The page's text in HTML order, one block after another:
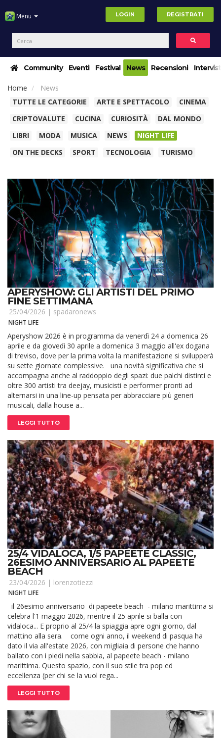
Menu LOGIN REGISTRATI
Community Eventi Festival News Recensioni
Home
News
TUTTE LE CATEGORIE
ARTE E SPETTACOLO
CINEMA
CRIPTOVALUTE
CUCINA CURIOSITÀ
DAL MONDO
LIBRI
MODA MUSICA NEWS
NIGHT LIFE
ON THE DECKS
SPORT TECNOLOGIA TURISMO
APERYSHOW: GLI ARTISTI DEL PRIMO
FINE SETTIMANA
25/04/2026 | spadaronews
NIGHT LIFE
Aperyshow 2026 è in programma da venerdì 24 a domenica 26
aprile e da giovedì 30 aprile a domenica 3 maggio all'ex dogana
di treviso, dove per la prima volta la manifestazione si svilupperà
su sette giornate complessive. una novità significativa che si
accompagna anche al raddoppio degli spazi: due palchi distinti e
oltre 300 artisti tra deejay, musicisti e performer pronti ad
alternarsi in una line-up pensata per abbracciare più generi
musicali, dalla house a...
LEGGI TUTTO
25/4 VIDALOCA, 1/5 PAPEETE CLASSIC,
26ESIMO ANNIVERSARIO AL PAPEETE
BEACH
23/04/2026 | lorenzotiezzi
NIGHT LIFE
il 26esimo anniversario di papeete beach - milano marittima si
celebra l'1 maggio 2026, mentre il 25 aprile si balla con
vidaloca... E proprio al 25/4 la spiaggia apre ogni giorno, dal
mattino alla sera. come ogni anno, il weekend di pasqua ha
dato il via all'estate 2026, con migliaia di persone che hanno
ballato con i piedi nella sabbia, al papeete beach - milano
marittima. Questo spazio, con il suo stile tra pop ed
eccellenza (per chi se la vuol rega...
LEGGI TUTTO